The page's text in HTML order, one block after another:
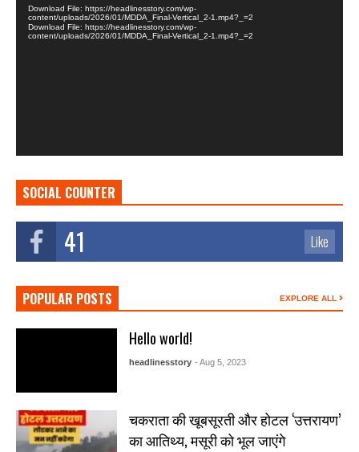
Download File: https://headlinesstory.com/wp-
content/uploads/2026/01/MDDA_Final-Vertical_2-1.mp4?_=2
Download File: https://headlinesstory.com/wp-
content/uploads/2026/01/MDDA_Final-Vertical_2-1.mp4?_=2
SOCIAL COUNTER
41 Like
POPULAR POSTS EXPLORE ALL
Hello world!
headlinesstory - Aug 5, 2023
चकराता की खूबसूरती और होटल ‘उत्तरायण’
का आतिथ्य, मसूरी को भूल जाएंगे